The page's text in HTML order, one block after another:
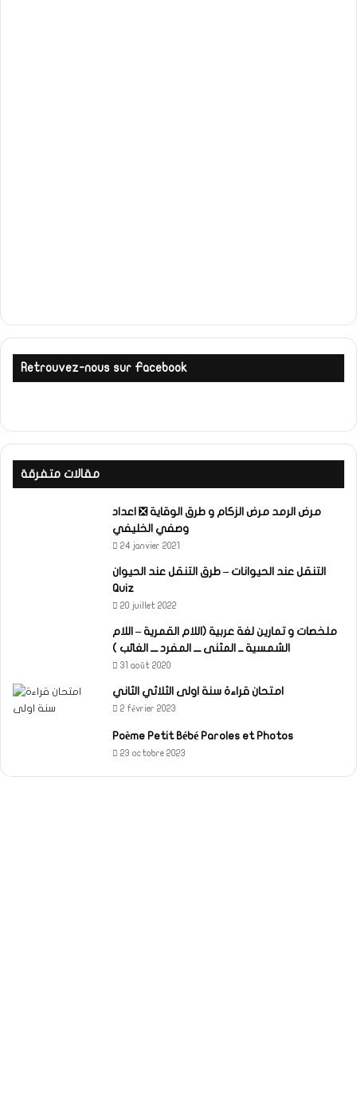
Retrouvez-nous sur Facebook
مقالات متفرقة
مرض الرمد مرض الزكام و طرق الوقاية ❎ اعداد
وصفي الخليفي
24 janvier 2021
التنقل عند الحيوانات – طرق التنقل عند الحيوان
Quiz
20 juillet 2022
ملخصات و تمارين لغة عربية (اللام القمرية – اللام
الشمسية ــ المثنى ـــ المفرد ـــ الغائب )
31 août 2020
امتحان قراءة سنة اولى الثلاثي الثاني
2 février 2023
Poème Petit Bébé Paroles et Photos
23 octobre 2023